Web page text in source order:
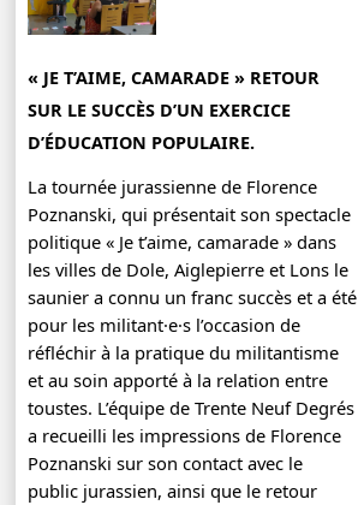
« JE T’AIME, CAMARADE » RETOUR
SUR LE SUCCÈS D’UN EXERCICE
D’ÉDUCATION POPULAIRE.
La tournée jurassienne de Florence
Poznanski, qui présentait son spectacle
politique « Je t’aime, camarade » dans
les villes de Dole, Aiglepierre et Lons le
saunier a connu un franc succès et a été
pour les militant·e·s l’occasion de
réfléchir à la pratique du militantisme
et au soin apporté à la relation entre
toustes. L’équipe de Trente Neuf Degrés
a recueilli les impressions de Florence
Poznanski sur son contact avec le
public jurassien, ainsi que le retour